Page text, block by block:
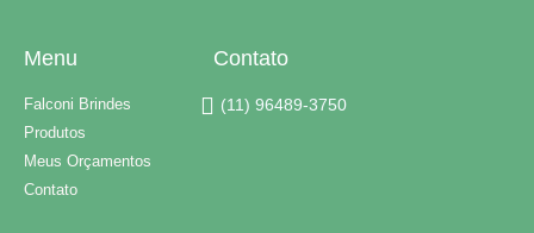
Menu
Falconi Brindes
Produtos
Meus Orçamentos
Contato
Contato
(11) 96489-3750